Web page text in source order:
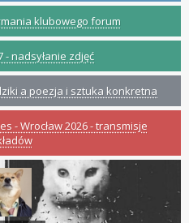
klubowego forum
- nadsyłanie zdjęć
a poezja i sztuka konkretna
- Wrocław 2026 - transmisje